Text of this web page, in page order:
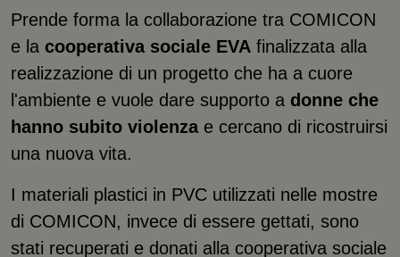
Prende forma la collaborazione tra COMICON
e la cooperativa sociale EVA finalizzata alla
realizzazione di un progetto che ha a cuore
l'ambiente e vuole dare supporto a donne che
hanno subito violenzae cercano di ricostruirsi
una nuova vita.
I materiali plastici in PVC utilizzati nelle mostre
di COMICON, invece di essere gettati, sono
stati recuperati e donati alla cooperativa sociale